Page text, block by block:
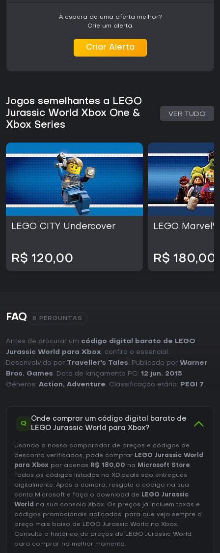
para quem já conhece outros títulos da TT Games, embora
siga a fórmula tradicional da série LEGO sem grandes
garante acesso simples para quem possui consoles
À espera de uma oferta melhor?
Crie um alerta.
Criar Alerta
Jogos semelhantes a LEGO
Jurassic World Xbox One &
Xbox Series
VER TUDO
LEGO CITY Undercover
R$ 120,00
LEGO
R$ 180,00
FAQ 8 PERGUNTAS
Antes de procurar um código digital barato de LEGO
Jurassic World para Xbox, confira o essencial.
Desenvolvido por Traveller's Tales. Publicado por Warner
Bros. Games. Data de lançamento PC: 12 jun. 2015.
Géneros: Action, Adventure. Classificação etária: PEGI 7.
Q
Onde comprar um código digital barato de
LEGO Jurassic World para Xbox?
Usando o nosso comparador de preços e códigos de
desconto verificados, pode comprar LEGO Jurassic World
para Xbox por apenas R$ 180,00 na Microsoft Store.
Todos os códigos listados no XD.deals são entregues
digitalmente. Após a compra, resgate o código na sua
conta Microsoft e faça o download de LEGO Jurassic
World
na sua consola Xbox. Os preços já incluem taxas e
códigos promocionais aplicados, para que veja sempre o
preço mais baixo de LEGO Jurassic World no Xbox.
Consulte o histórico de preços de LEGO Jurassic World
para comprar no melhor momento.